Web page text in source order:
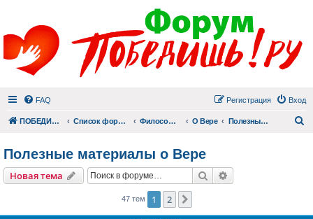
FAQ Вход
Регистрация
ПОБЕДИШЬ.РУ Список форумов Философский раздел О Вере Полезные материалы о Вере
Полезные материалы о Вере
Новая тема Поиск
47 тем 1 2